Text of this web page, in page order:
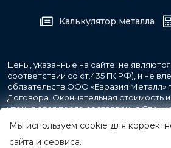
Калькулятор металла
Цены, указанные на сайте, не
соответствии со ст.435 ГК РФ), и не
обязательств ООО «Евразия Металл»
Договора. Окончательная стоимость
уточняются после составления
фиксируются в Счете на оплату, а
поставку товара.
Мы используем cookie для
сайта и сервиса.